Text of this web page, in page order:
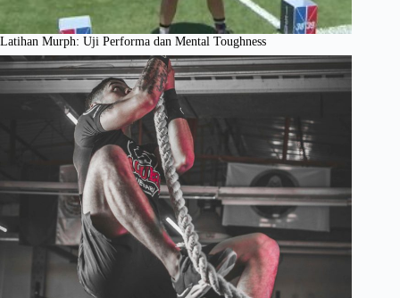
Latihan Murph: Uji Performa dan Mental Toughness